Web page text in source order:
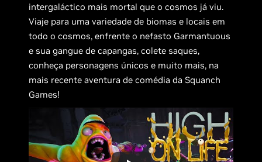
intergaláctico mais mortal que o cosmos já viu.
Viaje para uma variedade de biomas e locais em
todo o cosmos, enfrente o nefasto Garmantuous
e sua gangue de capangas, colete saques,
conheça personagens únicos e muito mais, na
mais recente aventura de comédia da Squanch
Games!